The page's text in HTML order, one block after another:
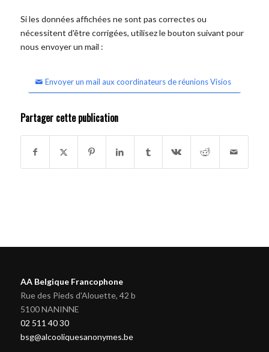
Si les données affichées ne sont pas correctes ou
nécessitent d'être corrigées, utilisez le bouton suivant pour
nous envoyer un mail :
Envoyer un mail aux coordinateurs de réunions Visios
Partager cette publication
AA Belgique Francophone
Rue des Pieds d'Alouette, 42 b
5100 NANINNE
02 511 40 30
bsg@alcooliquesanonymes.be